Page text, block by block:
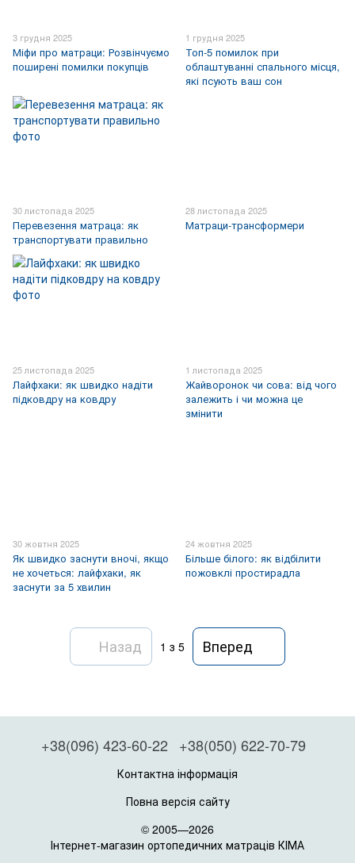
3 грудня 2025
Міфи про матраци: Розвінчуємо
поширені помилки покупців
1 грудня 2025
Топ-5 помилок при
облаштуванні спального місця,
які псують ваш сон
30 листопада 2025
Перевезення матраца: як
транспортувати правильно
28 листопада 2025
Матраци-трансформери
25 листопада 2025
Лайфхаки: як швидко надіти
підковдру на ковдру
1 листопада 2025
Жайворонок чи сова: від чого
залежить і чи можна це
змінити
30 жовтня 2025
Як швидко заснути вночі, якщо
не хочеться: лайфхаки, як
заснути за 5 хвилин
24 жовтня 2025
Більше білого: як відбілити
пожовклі простирадла
Назад 1 з 5 Вперед
+38(096) 423-60-22 +38(050) 622-70-79
Контактна інформація
Повна версія сайту
© 2005—2026
Інтернет-магазин ортопедичних матраців КІМА